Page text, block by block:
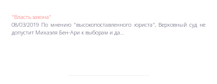
"Власть закона"
08/03/2019 По мнению "высокопоставленного юриста", Верховный суд не
допустит Михаэля Бен-Ари к выборам и да…